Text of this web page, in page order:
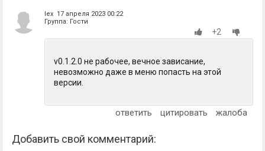
lex 17 апреля 2023 00:22
Группа: Гости
+2
v0.1.2.0 не рабочее, вечное зависание,
невозможно даже в меню попасть на этой
версии.
ответить цитировать жалоба
Добавить свой комментарий: